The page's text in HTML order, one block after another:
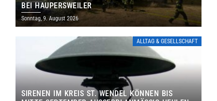
EI HAUPERSWEILER
Sonntag, 9. August 2026
ALLTAG & GESELLSCHAFT
SIRENEN IM KREIS ST. WENDEL KÖNNEN BIS